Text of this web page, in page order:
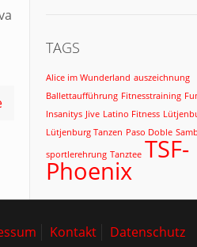
TAGS
Alice im Wunderland auszeichnung
Ballettaufführung Fitnesstraining
Insanitys Jive Latino Fitness
Lütjenburg Tanzen Paso Doble
sportlerehrung Tanztee TSF-
Phoenix
Kontakt Datenschutz